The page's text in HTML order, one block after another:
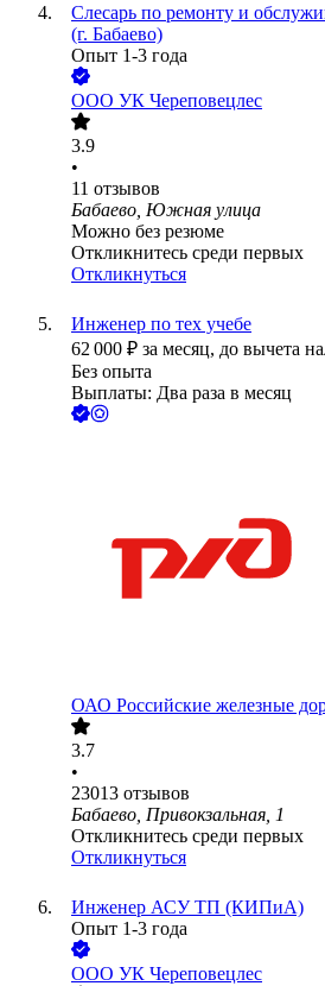
Слесарь по ремонту и
(г. Бабаево)
Опыт 1-3 года
ООО УК Череповецлес
3.9
•
11 отзывов
Бабаево, Южная улица
Можно без резюме
Откликнитесь среди первых
Откликнуться
Инженер по тех учебе
62 000 ₽ за месяц, до вычета
Без опыта
Выплаты: Два раза в месяц
ОАО Российские железные
3.7
•
23013 отзывов
Бабаево, Привокзальная, 1
Откликнитесь среди первых
Откликнуться
Инженер АСУ ТП (КИПиА)
Опыт 1-3 года
ООО УК Череповецлес